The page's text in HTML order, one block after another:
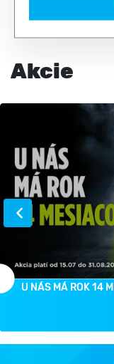
Akcie
U NÁS MÁ ROK 14